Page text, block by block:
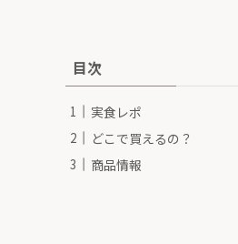
目次
実食レポ
どこで買えるの？
商品情報